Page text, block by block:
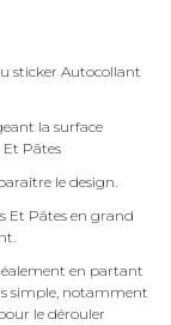
sticker Autocollant
la surface
Pâtes
le design.
Et Pâtes en grand
en partant
simple, notamment
le dérouler